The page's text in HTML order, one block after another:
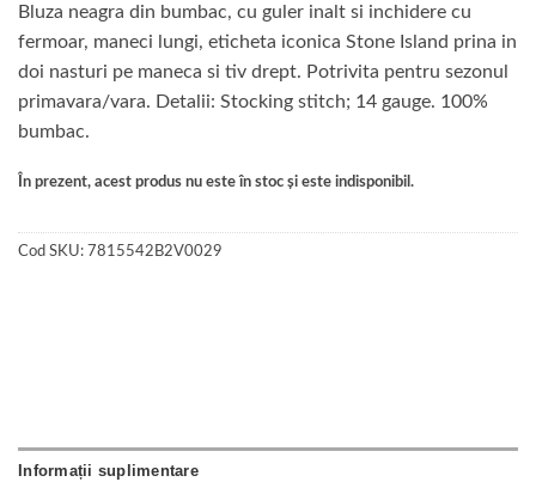
Bluza neagra din bumbac, cu guler inalt si inchidere cu
fermoar, maneci lungi, eticheta iconica Stone Island prina in
doi nasturi pe maneca si tiv drept. Potrivita pentru sezonul
primavara/vara. Detalii: Stocking stitch; 14 gauge. 100%
bumbac.
În prezent, acest produs nu este în stoc și este indisponibil.
Cod SKU: 7815542B2V0029
Informații suplimentare